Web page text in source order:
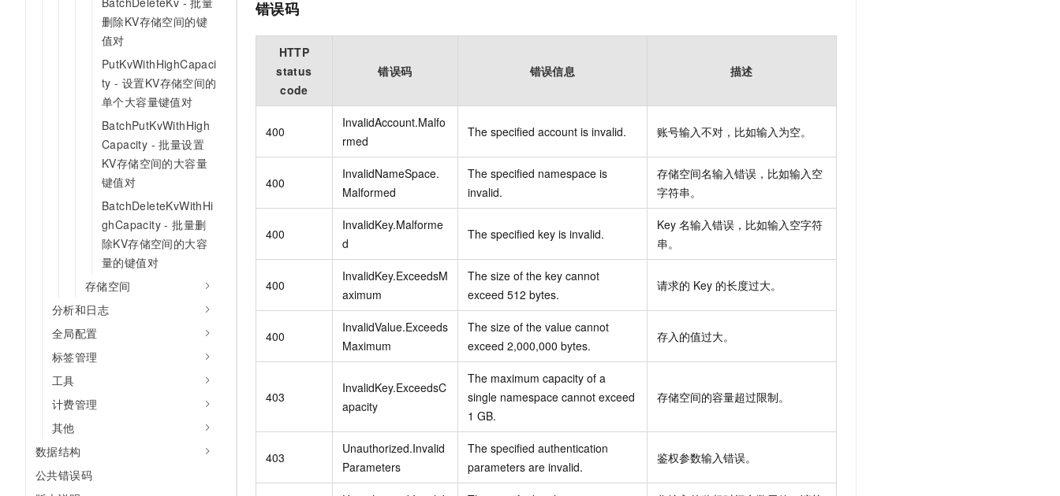
删除KV存储空间的键
值对
PutKvWithHighCapaci
ty - 设置KV存储空间的
单个大容量键值对
BatchPutKvWithHigh
Capacity - 批量设置
KV存储空间的大容量
键值对
BatchDeleteKvWithHi
ghCapacity - 批量删
除KV存储空间的大容
量的键值对
存储空间
分析和日志
全局配置
标签管理
工具
计费管理
其他
数据结构
公共错误码
错误码
HTTP
status
code
错误码 错误信息 描述
400
InvalidAccount.Malfo
rmed
The specified account is invalid. 账号输入不对，比如输入为空。
400
InvalidNameSpace.
Malformed
The specified namespace is
invalid.
存储空间名输入错误，比如输入空
字符串。
400
InvalidKey.Malforme
d
The specified key is invalid.
Key 名输入错误，比如输入空字符
串。
400
InvalidKey.ExceedsM
aximum
The size of the key cannot
exceed 512 bytes.
请求的 Key 的长度过大。
400
InvalidValue.Exceeds
Maximum
The size of the value cannot
exceed 2,000,000 bytes.
存入的值过大。
403
InvalidKey.ExceedsC
apacity
The maximum capacity of a
single namespace cannot exceed
1 GB.
存储空间的容量超过限制。
403
Unauthorized.Invalid
Parameters
The specified authentication
parameters are invalid.
鉴权参数输入错误。